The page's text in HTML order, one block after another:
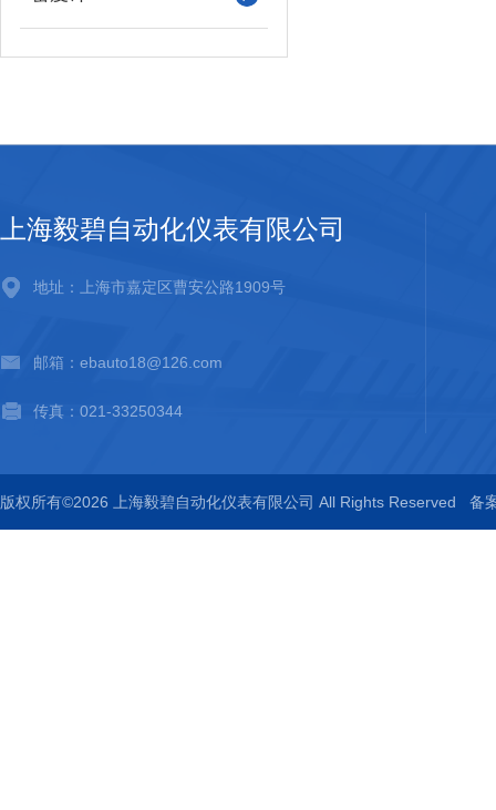
上海毅碧自动化仪表有限公司
地址：上海市嘉定区曹安公路1909号
邮箱：ebauto18@126.com
传真：021-33250344
版权所有©2026 上海毅碧自动化仪表有限公司 All Rights Reserved 备